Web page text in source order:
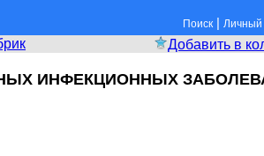
Поиск | Личный
Добавить в
ИНФЕКЦИОННЫХ